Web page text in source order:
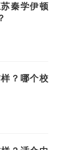
秦学伊顿
？哪个校